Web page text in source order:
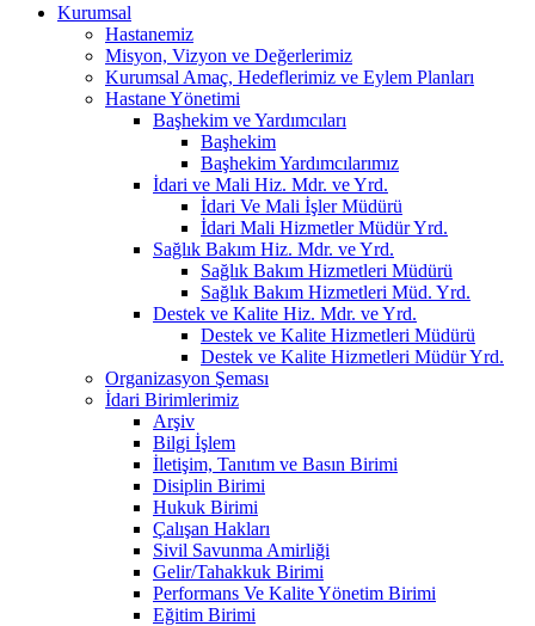
Kurumsal
Hastanemiz
Misyon, Vizyon ve Değerlerimiz
Kurumsal Amaç, Hedeflerimiz ve Eylem Planları
Hastane Yönetimi
Başhekim ve Yardımcıları
Başhekim
Başhekim Yardımcılarımız
İdari ve Mali Hiz. Mdr. ve Yrd.
İdari Ve Mali İşler Müdürü
İdari Mali Hizmetler Müdür Yrd.
Sağlık Bakım Hiz. Mdr. ve Yrd.
Sağlık Bakım Hizmetleri Müdürü
Sağlık Bakım Hizmetleri Müd. Yrd.
Destek ve Kalite Hiz. Mdr. ve Yrd.
Destek ve Kalite Hizmetleri Müdürü
Destek ve Kalite Hizmetleri Müdür Yrd.
Organizasyon Şeması
İdari Birimlerimiz
Arşiv
Bilgi İşlem
İletişim, Tanıtım ve Basın Birimi
Disiplin Birimi
Hukuk Birimi
Çalışan Hakları
Sivil Savunma Amirliği
Gelir/Tahakkuk Birimi
Performans Ve Kalite Yönetim Birimi
Eğitim Birimi